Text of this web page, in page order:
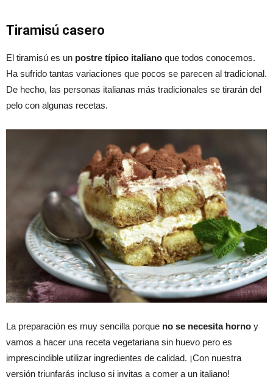
Tiramisú casero
El tiramisú es un postre típico italiano que todos conocemos.
Ha sufrido tantas variaciones que pocos se parecen al tradicional.
De hecho, las personas italianas más tradicionales se tirarán del
pelo con algunas recetas.
La preparación es muy sencilla porque no se necesita horno y
vamos a hacer una receta vegetariana sin huevo pero es
imprescindible utilizar ingredientes de calidad. ¡Con nuestra
versión triunfarás incluso si invitas a comer a un italiano!